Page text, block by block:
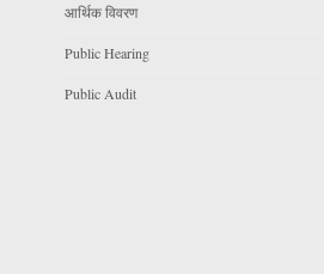
आर्थिक विवरण
Public Hearing
Public Audit